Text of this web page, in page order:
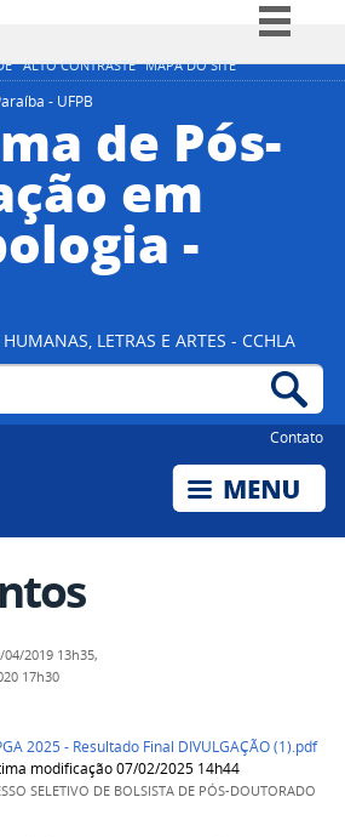
ALTO CONTRASTE MAPA DO SITE
Simplifique!
Participe
Legislação
Canais
- UFPB
de Pós-
em
-
LETRAS E ARTES - CCHLA
Contato
04/2019 13h35,
17h30
2025 - Resultado Final DIVULGAÇÃO (1).pdf
modificação 07/02/2025 14h44
SELETIVO DE BOLSISTA DE PÓS-DOUTORADO